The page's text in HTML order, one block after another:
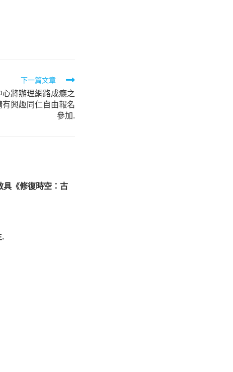
下一篇文章
將辦理網路成癮之
興趣同仁自由報名
參加.
具《修復時空：古
.